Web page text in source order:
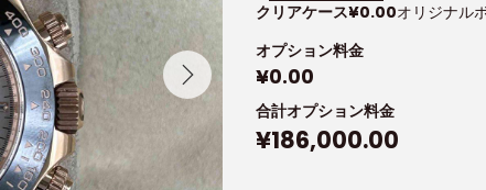
クリアケース¥0.00オリジナル
オプション料金
¥0.00
合計オプション料金
¥186,000.00